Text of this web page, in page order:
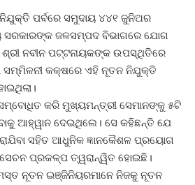
ପର୍ବରେ ସମୁଦାୟ ୪୪୧ ଜୁନିଅର
ସରକାରଙ୍କ ଜଳସମ୍ପଦ ବିଭାଗରେ ଯୋଗ
ନବୀନ ପଟ୍ଟନାୟକଙ୍କ ଉପସ୍ଥିତିରେ
ସମ୍ମିଳନୀ କକ୍ଷରେ ଏହି ନୂତନ ନିଯୁକ୍ତି
କରି ମୁଖ୍ୟମନ୍ତ୍ରୀ ସେମାନଙ୍କୁ ୫ଟି
ଆହ୍ୱାନ ଦେଇଥିଲେ। ସେ କହିଛନ୍ତି ଯେ
ସହିତ ଆଧୁନିକ ଜ୍ଞାନକୈଶଳ ପ୍ରୟୋଗ
ପ୍ରକଳ୍ପ ତ୍ୱରାନ୍ୱିତ ହୋଇଛି।
ନୂତନ ଇଞ୍ଜିନିୟରମାନେ ନିଜକୁ ନୂତନ